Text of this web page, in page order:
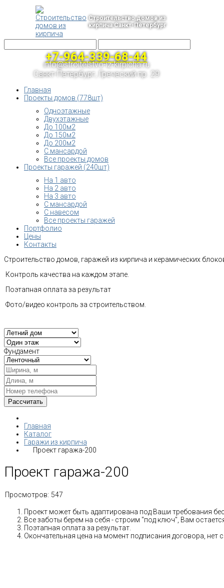
Строительство домов из
кирпича Санкт-Петербург
+7-964-339-68-44
info@stroitelstvo-iz-kirpicha.ru
Санкт-Петербург, Греческий пр. 29
Главная
Проекты домов (778шт)
Одноэтажные
Двухэтажные
До 100м2
До 150м2
До 200м2
С мансардой
Все проекты домов
Проекты гаражей (240шт)
На 1 авто
На 2 авто
На 3 авто
С мансардой
С навесом
Все проекты гаражей
Портфолио
Цены
Контакты
Строительство домов, гаражей из кирпича и керамических
Контроль качества на каждом этапе.
Поэтапная оплата за результат
Фото/видео контроль за строительством.
Фундамент
Главная
Каталог
Гаражи из кирпича
Проект гаража-200
Проект гаража-200
Просмотров: 547
Проект может быть адаптирована под Ваши требования
Все заботы берем на себя - строим "под ключ", Вам
Поэтапная оплата за результат.
Окончательная цена на момент подписания договора, нет